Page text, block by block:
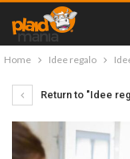
Home Idee regalo
Return to "Idee